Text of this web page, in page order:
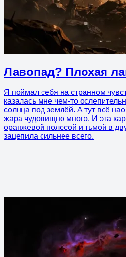
Лавопад? Плохая
Я поймал себя на странном
казалась мне чем-то
солнца под землёй. А тут всё
жара чудовищно много. И эта
оранжевой полосой и тьмой в
зацепила сильнее всего.